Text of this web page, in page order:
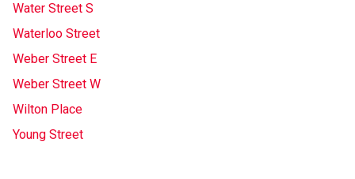
Water Street S
Waterloo Street
Weber Street E
Weber Street W
Wilton Place
Young Street